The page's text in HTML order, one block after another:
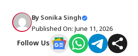
By Sonika Singh
Published On: June 11, 2026
Follow Us